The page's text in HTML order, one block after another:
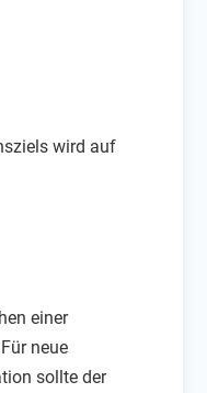
wird auf
einer
neue
sollte der